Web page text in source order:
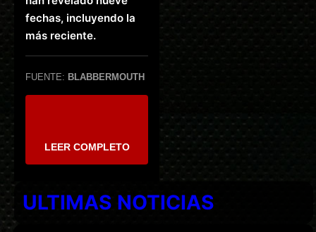
fechas, incluyendo la
más reciente.
FUENTE: BLABBERMOUTH
LEER COMPLETO
ULTIMAS NOTICIAS